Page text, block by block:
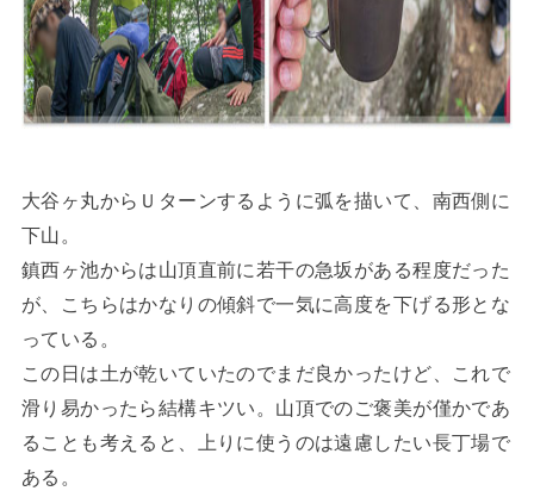
大谷ヶ丸からＵターンするように弧を描いて、南西側に
下山。
鎮西ヶ池からは山頂直前に若干の急坂がある程度だった
が、こちらはかなりの傾斜で一気に高度を下げる形とな
っている。
この日は土が乾いていたのでまだ良かったけど、これで
滑り易かったら結構キツい。山頂でのご褒美が僅かであ
ることも考えると、上りに使うのは遠慮したい長丁場で
ある。